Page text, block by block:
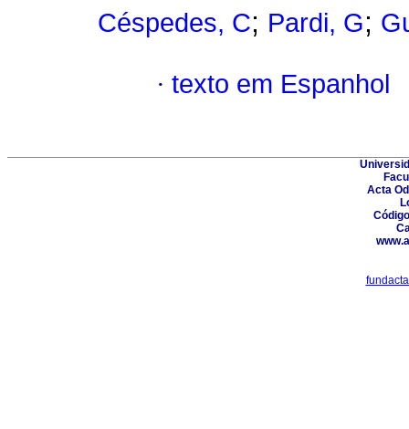
Céspedes, C; Pardi, G;
· texto em Espanhol
Acta